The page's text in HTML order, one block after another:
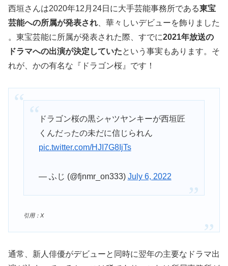
西垣さんは2020年12月24日に大手芸能事務所である東宝
芸能への所属が発表され、華々しいデビューを飾りました
。東宝芸能に所属が発表された際、すでに2021年放送の
ドラマへの出演が決定していたという事実もあります。そ
れが、かの有名な『ドラゴン桜』です！
ドラゴン桜の黒シャツヤンキーが西垣匠
くんだったの未だに信じられん
pic.twitter.com/HJI7G8IjTs
— ふじ (@fjnmr_on333) July 6, 2022
引用：X
通常、新人俳優がデビューと同時に翌年の主要なドラマ出